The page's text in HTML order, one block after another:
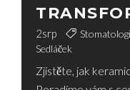
CO
STOJÍ
2srp
Sedláček
Zjistěte, jak